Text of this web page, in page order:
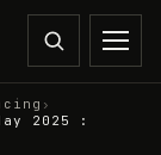
›
2025 :